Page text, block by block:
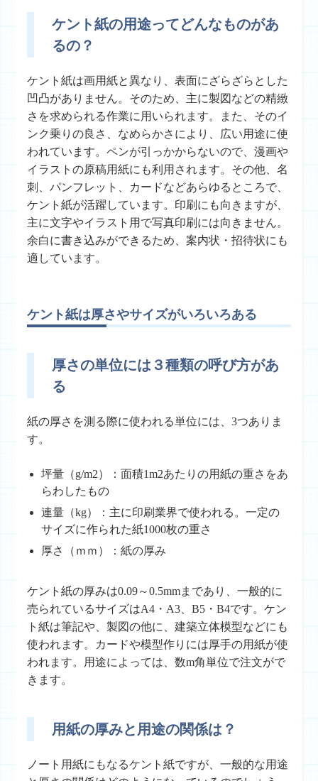
ケント紙の用途ってどんなものがあ
るの？
ケント紙は画用紙と異なり、表面にざらざらとした
凹凸がありません。そのため、主に製図などの精緻
さを求められる作業に用いられます。また、そのイ
ンク乗りの良さ、なめらかさにより、広い用途に使
われています。ペンが引っかからないので、漫画や
イラストの原稿用紙にも利用されます。その他、名
刺、パンフレット、カードなどあらゆるところで、
ケント紙が活躍しています。印刷にも向きますが、
主に文字やイラスト用で写真印刷には向きません。
余白に書き込みができるため、案内状・招待状にも
適しています。
ケント紙は厚さやサイズがいろいろある
厚さの単位には３種類の呼び方があ
る
紙の厚さを測る際に使われる単位には、3つありま
す。
坪量（g/m2）：面積1m2あたりの用紙の重さをあ
らわしたもの
連量（kg）：主に印刷業界で使われる。一定の
サイズに作られた紙1000枚の重さ
厚さ（ｍｍ）：紙の厚み
ケント紙の厚みは0.09～0.5mmまであり、一般的に
売られているサイズはA4・A3、B5・B4です。ケン
ト紙は筆記や、製図の他に、建築立体模型などにも
使われます。カードや模型作りには厚手の用紙が使
われます。用途によっては、数m角単位で注文がで
きます。
用紙の厚みと用途の関係は？
ノート用紙にもなるケント紙ですが、一般的な用途